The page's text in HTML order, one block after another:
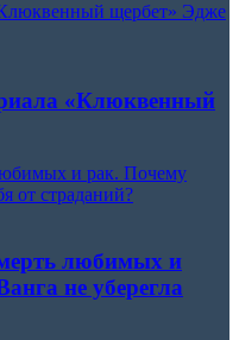
щербет» Эдже
«Клюквенный
и рак. Почему
от страданий?
любимых и
не уберегла